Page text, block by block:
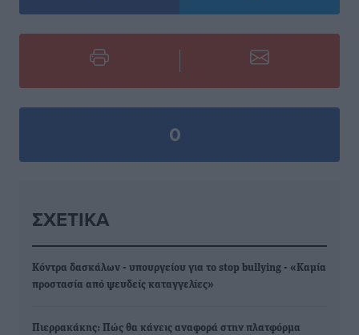
0
ΣΧΕΤΙΚΆ
Κόντρα δασκάλων - υπουργείου για το stop bullying - «Καμία
προστασία από ψευδείς καταγγελίες»
Πιερρακάκης: Πώς θα κάνεις αναφορά στην πλατφόρμα